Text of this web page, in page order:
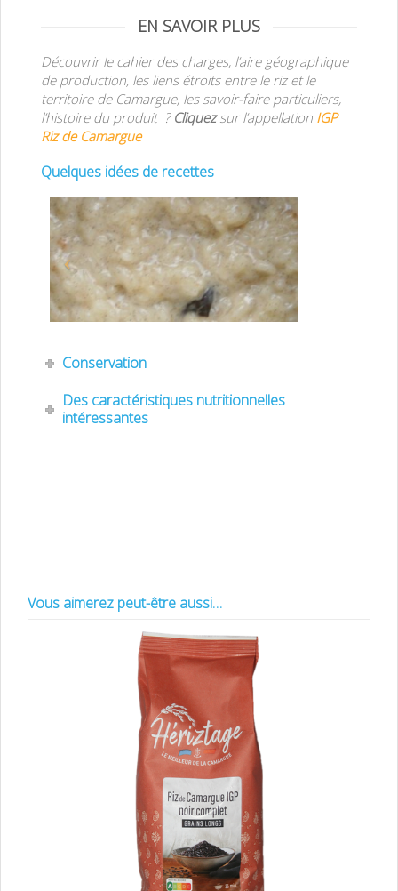
EN SAVOIR PLUS
Découvrir le cahier des charges, l’aire géographique
de production, les liens étroits entre le riz et le
territoire de Camargue, les savoir-faire particuliers,
l’histoire du produit ? Cliquezsur l’appellation IGP
Riz de Camargue
Quelques idées de recettes
Conservation
Des caractéristiques nutritionnelles
intéressantes
Vous aimerez peut-être aussi…